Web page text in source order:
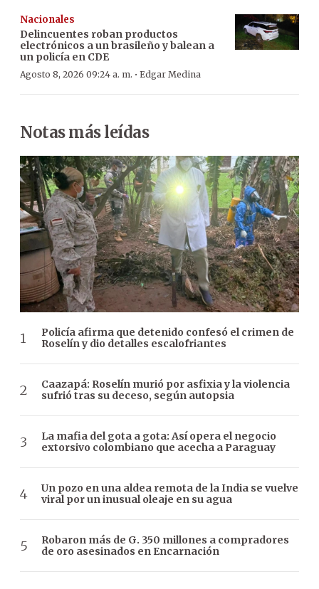
Nacionales
Delincuentes roban productos
electrónicos a un brasileño y balean a
un policía en CDE
Agosto 8, 2026 09:24 a. m. · Edgar Medina
Notas más leídas
Policía afirma que detenido confesó el crimen de
Roselín y dio detalles escalofriantes
Caazapá: Roselín murió por asfixia y la violencia
sufrió tras su deceso, según autopsia
La mafia del gota a gota: Así opera el negocio
extorsivo colombiano que acecha a Paraguay
Un pozo en una aldea remota de la India se vuelve
viral por un inusual oleaje en su agua
Robaron más de G. 350 millones a compradores
de oro asesinados en Encarnación